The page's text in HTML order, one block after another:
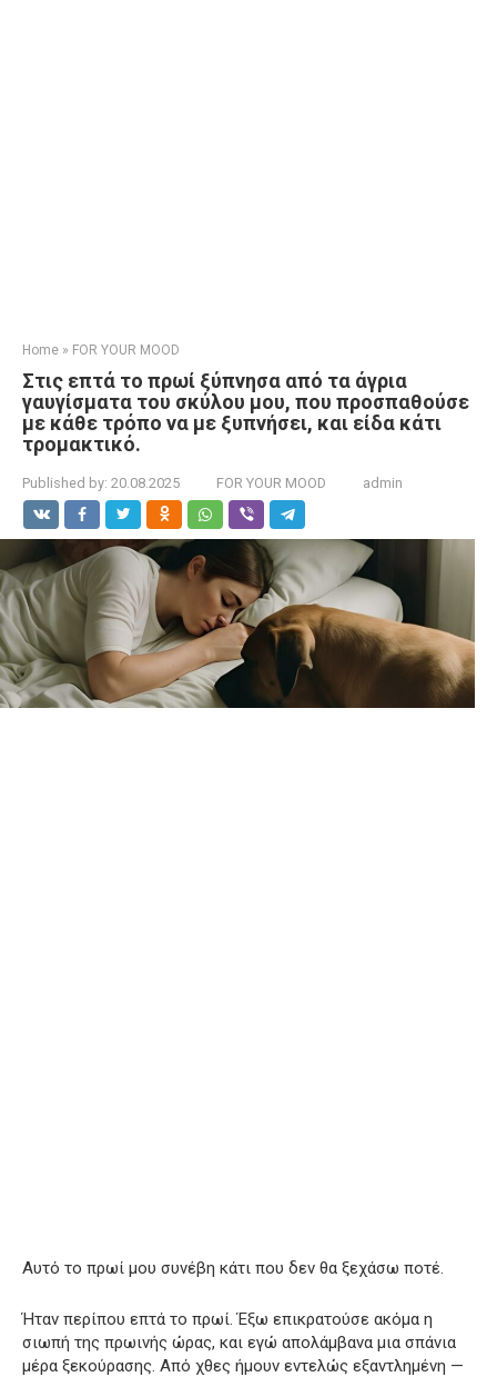
Home » FOR YOUR MOOD
Στις επτά το πρωί ξύπνησα από τα άγρια
γαυγίσματα του σκύλου μου, που προσπαθούσε
με κάθε τρόπο να με ξυπνήσει, και είδα κάτι
τρομακτικό.
Published by: 20.08.2025 FOR YOUR MOOD admin
Αυτό το πρωί μου συνέβη κάτι που δεν θα ξεχάσω ποτέ.
Ήταν περίπου επτά το πρωί. Έξω επικρατούσε ακόμα η
σιωπή της πρωινής ώρας, και εγώ απολάμβανα μια σπάνια
μέρα ξεκούρασης. Από χθες ήμουν εντελώς εξαντλημένη —